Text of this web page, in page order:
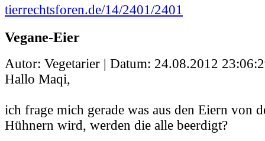
tierrechtsforen.de/14/2401/2401
Vegane-Eier
Autor: Vegetarier | Datum: 24.08.2012
Hallo Maqi,
ich frage mich gerade was aus den Eiern von
Hühnern wird, werden die alle beerdigt?